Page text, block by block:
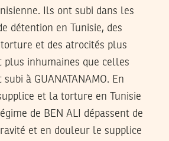
Ils ont subi dans les
détention en Tunisie, des
et des atrocités plus
plus inhumaines que celles
subi à GUANATANAMO. En
et la torture en Tunisie
de BEN ALI dépassent de
et en douleur le supplice